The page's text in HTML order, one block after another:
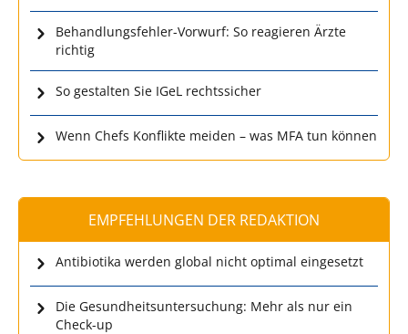
Behandlungsfehler-Vorwurf: So reagieren Ärzte
richtig
So gestalten Sie IGeL rechtssicher
Wenn Chefs Konflikte meiden – was MFA tun können
EMPFEHLUNGEN DER REDAKTION
Antibiotika werden global nicht optimal eingesetzt
Die Gesundheitsuntersuchung: Mehr als nur ein
Check-up